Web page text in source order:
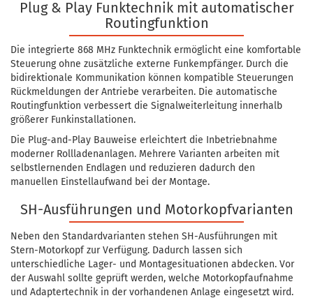
Plug & Play Funktechnik mit automatischer
Routingfunktion
Die integrierte 868 MHz Funktechnik ermöglicht eine komfortable
Steuerung ohne zusätzliche externe Funkempfänger. Durch die
bidirektionale Kommunikation können kompatible Steuerungen
Rückmeldungen der Antriebe verarbeiten. Die automatische
Routingfunktion verbessert die Signalweiterleitung innerhalb
größerer Funkinstallationen.
Die Plug-and-Play Bauweise erleichtert die Inbetriebnahme
moderner Rollladenanlagen. Mehrere Varianten arbeiten mit
selbstlernenden Endlagen und reduzieren dadurch den
manuellen Einstellaufwand bei der Montage.
SH-Ausführungen und Motorkopfvarianten
Neben den Standardvarianten stehen SH-Ausführungen mit
Stern-Motorkopf zur Verfügung. Dadurch lassen sich
unterschiedliche Lager- und Montagesituationen abdecken. Vor
der Auswahl sollte geprüft werden, welche Motorkopfaufnahme
und Adaptertechnik in der vorhandenen Anlage eingesetzt wird.